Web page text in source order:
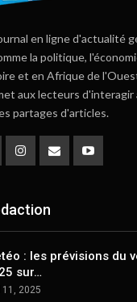
en ligne d'actualité
la politique,
et en Afrique de
aux lecteurs d'interagir
partages d'articles.
: les prévisions du
sur…
2025